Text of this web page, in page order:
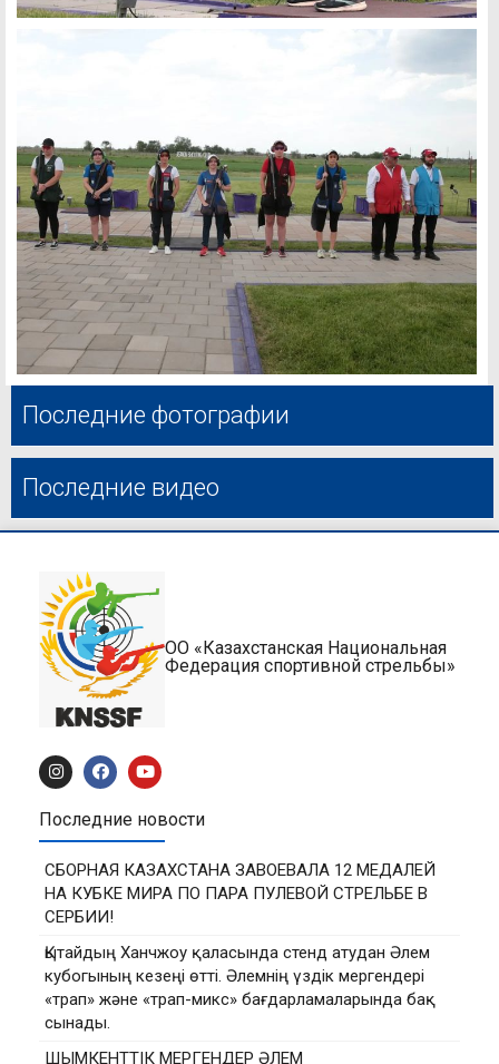
Последние фотографии
Последние видео
ОО «Казахстанская Национальная
Федерация спортивной стрельбы»
Последние новости
СБОРНАЯ КАЗАХСТАНА ЗАВОЕВАЛА 12 МЕДАЛЕЙ
НА КУБКЕ МИРА ПО ПАРА ПУЛЕВОЙ СТРЕЛЬБЕ В
СЕРБИИ!
Қытайдың Ханчжоу қаласында стенд атудан Әлем
кубогының кезеңі өтті. Әлемнің үздік мергендері
«трап» және «трап-микс» бағдарламаларында бақ
сынады.
ШЫМКЕНТТІК МЕРГЕНДЕР ӘЛЕМ